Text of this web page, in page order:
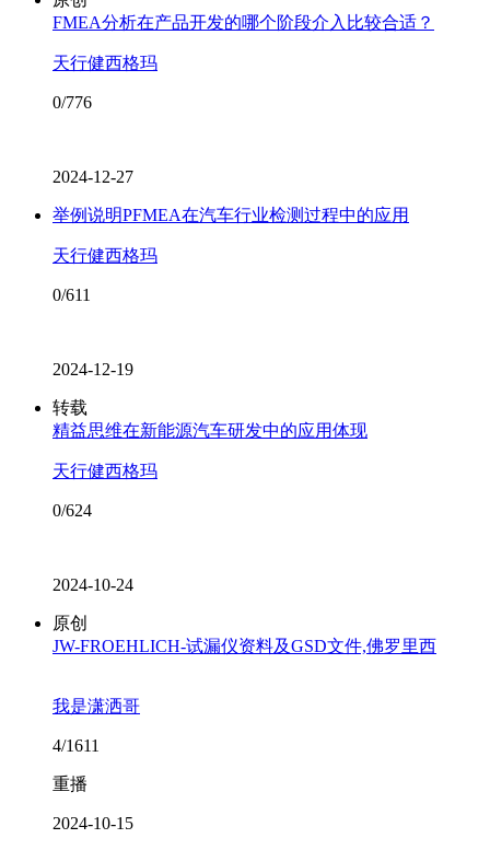
FMEA分析在产品开发的哪个阶段介入比较合适？
天行健西格玛
0/776
2024-12-27
举例说明PFMEA在汽车行业检测过程中的应用
天行健西格玛
0/611
2024-12-19
转载
精益思维在新能源汽车研发中的应用体现
天行健西格玛
0/624
2024-10-24
原创
JW-FROEHLICH-试漏仪资料及GSD文件,佛罗里西
我是潇洒哥
4/1611
重播
2024-10-15